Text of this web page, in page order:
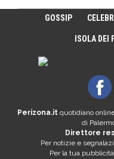
GOSSIP
ISOLA DEI
Perizona.it quotidiano
di
Direttore
Per notizie e
Per la tua